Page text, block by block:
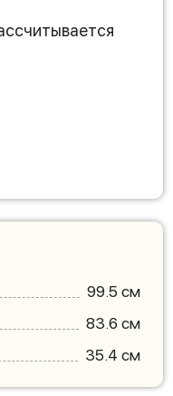
99.5 см
83.6 см
35.4 см